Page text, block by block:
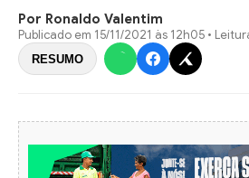
Por Ronaldo Valentim
Publicado em 15/11/2021 às 12h05 •
RESUMO